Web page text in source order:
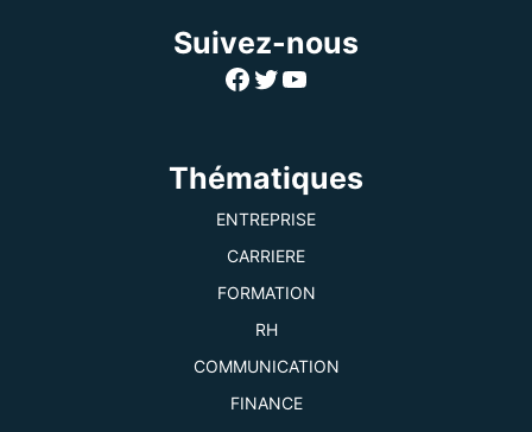
Suivez-nous
Facebook
Twitter
YouTube
Thématiques
ENTREPRISE
CARRIERE
FORMATION
RH
COMMUNICATION
FINANCE